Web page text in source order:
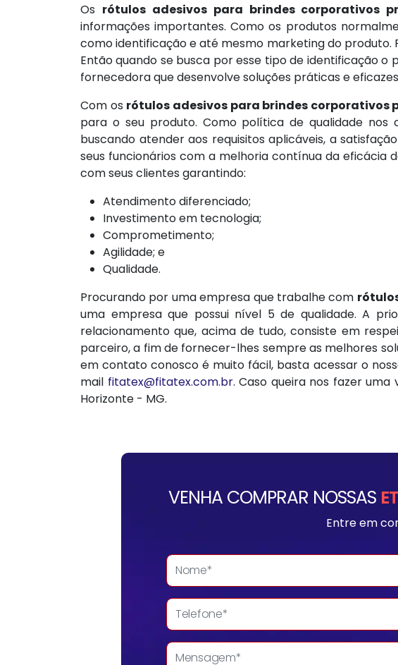
Os rótulos adesivos para brindes corporativos
informações importantes. Como os produtos
como identificação e até mesmo marketing do produto.
Então quando se busca por esse tipo de identificação
fornecedora que desenvolve soluções práticas e
Com os rótulos adesivos para brindes corporativos
para o seu produto. Como política de qualidade
buscando atender aos requisitos aplicáveis, a
seus funcionários com a melhoria contínua da eficácia
com seus clientes garantindo:
Atendimento diferenciado;
Investimento em tecnologia;
Comprometimento;
Agilidade; e
Qualidade.
Procurando por uma empresa que trabalhe com
uma empresa que possui nível 5 de qualidade. A
relacionamento que, acima de tudo, consiste em
parceiro, a fim de fornecer-lhes sempre as melhores
em contato conosco é muito fácil, basta acessar o
mail fitatex@fitatex.com.br. Caso queira nos fazer uma
Horizonte - MG.
VENHA COMPRAR NOSSAS
Entre em